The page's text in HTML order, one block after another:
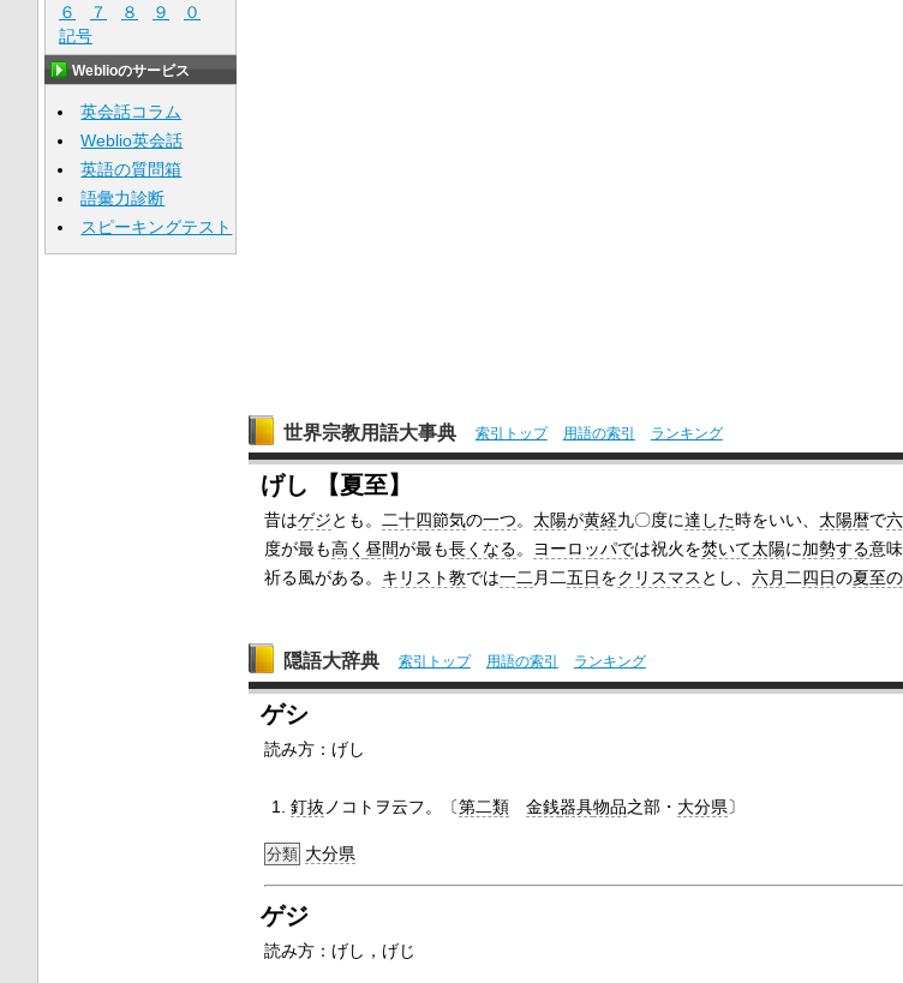
世界宗教用語大事典 索引トップ 用語の索引 ランキング
げし 【夏至】
昔はゲジとも。 二十四節気の一つ。 太陽が黄経九〇度に達した時をいい、 太陽暦で
度が最も高く 昼間が最も長くなる。 ヨーロッパでは祝火を焚いて太陽に加勢する意味
祈る風がある。 キリスト教では一二 月二五日をクリスマス とし、 六月 二四日の夏至
隠語大辞典 索引トップ 用語の索引 ランキング
ゲシ
読み方：げし
釘抜 ノコトヲ云フ。〔第二類 金銭器具物品之部・ 大分県〕
分類 大分県
ゲジ
読み方：げし，げじ
６
７ ８ ９
０
記号
Weblioのサービス
英会話コラム
Weblio英会話
英語の質問箱
語彙力診断
スピーキングテスト